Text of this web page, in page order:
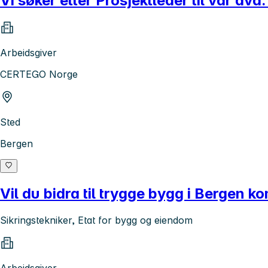
Arbeidsgiver
CERTEGO Norge
Sted
Bergen
Vil du bidra til trygge bygg i Bergen
Sikringstekniker, Etat for bygg og eiendom